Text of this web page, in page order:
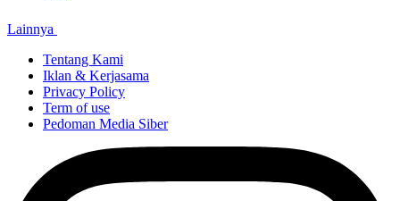
Lainnya
Tentang Kami
Iklan & Kerjasama
Privacy Policy
Term of use
Pedoman Media Siber